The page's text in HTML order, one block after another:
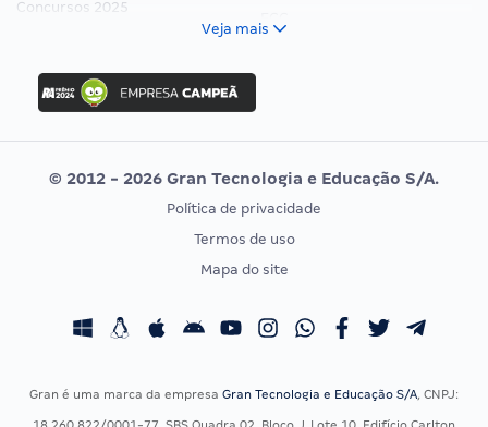
Concursos 2025
Concurso Ibama
Concurso MPU
Editais publicados
Vunesp
CONCURSOS POR PROFISSÃO
Concursos Fiscais
EXAME DE ORDEM
Calendário OAB
Veja mais
© 2012 - 2026 Gran Tecnologia e Educação S/A.
Política de privacidade
Termos de uso
Mapa do site
Gran é uma marca da empresa Gran Tecnologia e Educação S/A, CNPJ: